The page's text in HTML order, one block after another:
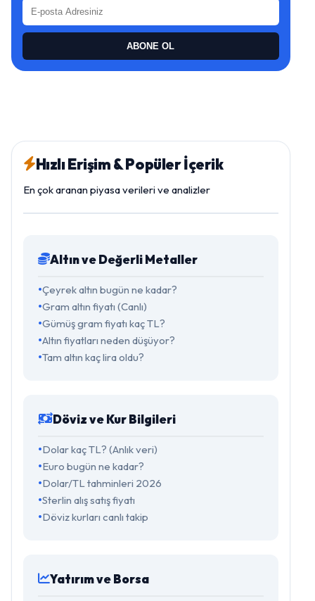
ABONE OL
Hızlı Erişim & Popüler İçerik
En çok aranan piyasa verileri ve analizler
Altın ve Değerli Metaller
Çeyrek altın bugün ne kadar?
Gram altın fiyatı (Canlı)
Gümüş gram fiyatı kaç TL?
Altın fiyatları neden düşüyor?
Tam altın kaç lira oldu?
Döviz ve Kur Bilgileri
Dolar kaç TL? (Anlık veri)
Euro bugün ne kadar?
Dolar/TL tahminleri 2026
Sterlin alış satış fiyatı
Döviz kurları canlı takip
Yatırım ve Borsa